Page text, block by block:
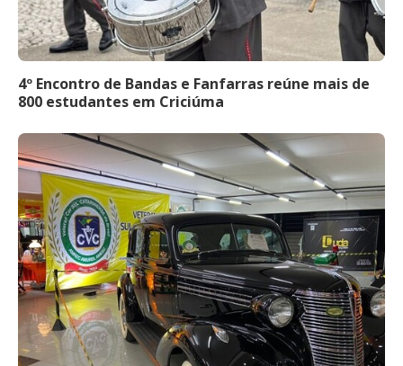
4º Encontro de Bandas e Fanfarras reúne mais de
800 estudantes em Criciúma